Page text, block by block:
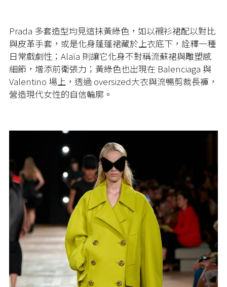
Prada 多套造型均見這抹黃綠色，如以襯衫裙配以對比
與皮革手套，或是化身蓬蓬裙藏於上衣底下，詮釋一種
日常戲劇性；Alaïa 則讓它化身不對稱流蘇裙與雕塑感
細節，增添前衛張力；黃綠色也出現在 Balenciaga 與
Valentino 場上，透過 oversized大衣與流暢剪裁長褲，
營造現代女性的自信輪廓。